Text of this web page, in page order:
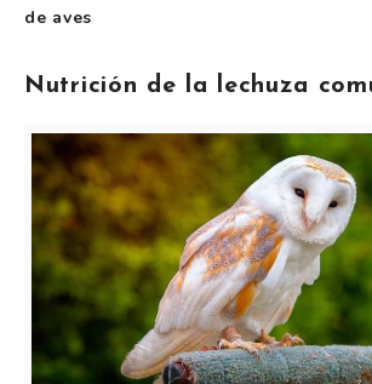
de aves
Nutrición de la lechuza